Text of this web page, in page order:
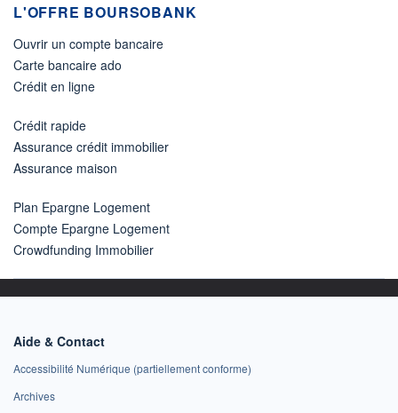
L'OFFRE BOURSOBANK
Ouvrir un compte bancaire
Carte bancaire ado
Crédit en ligne
Crédit rapide
Assurance crédit immobilier
Assurance maison
Plan Epargne Logement
Compte Epargne Logement
Crowdfunding Immobilier
Aide & Contact
Accessibilité Numérique (partiellement conforme)
Archives